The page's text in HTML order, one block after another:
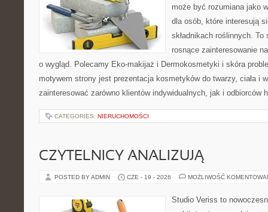
może być rozumiana jako
dla osób, które interesują
składnikach roślinnych.
rosnące zainteresowanie
o wygląd. Polecamy Eko-makijaż i Dermokosmetyki i skóra
motywem strony jest prezentacja kosmetyków do twarzy, ciała i
zainteresować zarówno klientów indywidualnych, jak i
CATEGORIES: NIERUCHOMOŚCI
CZYTELNICY ANALIZUJĄ
POSTED BY ADMIN CZE - 19 - 2026 MOŻLIWOŚĆ
Studio Veriss to